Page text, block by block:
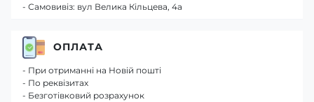
- Самовивіз: вул Велика Кільцева, 4а
ОПЛАТА
- При отриманні на Новій пошті
- По реквізитах
- Безготівковий розрахунок